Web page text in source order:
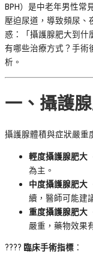
BPH）是中老年男性常
壓迫尿道，導致頻尿、
惑：「攝護腺肥大到什
有哪些治療方式？手術
析。
一、攝護
攝護腺體積與症狀嚴重
輕度攝護腺肥大
為主。
中度攝護腺肥大
續，醫師可能建
重度攝護腺肥大
嚴重，藥物效果
???? 臨床手術指標 ：